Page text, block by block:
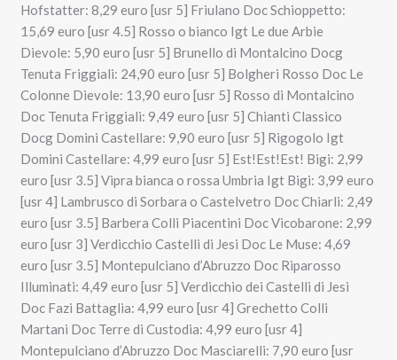
Hofstatter: 8,29 euro [usr 5] Friulano Doc Schioppetto:
15,69 euro [usr 4.5] Rosso o bianco Igt Le due Arbie
Dievole: 5,90 euro [usr 5] Brunello di Montalcino Docg
Tenuta Friggiali: 24,90 euro [usr 5] Bolgheri Rosso Doc Le
Colonne Dievole: 13,90 euro [usr 5] Rosso di Montalcino
Doc Tenuta Friggiali: 9,49 euro [usr 5] Chianti Classico
Docg Domini Castellare: 9,90 euro [usr 5] Rigogolo Igt
Domini Castellare: 4,99 euro [usr 5] Est!Est!Est! Bigi: 2,99
euro [usr 3.5] Vipra bianca o rossa Umbria Igt Bigi: 3,99 euro
[usr 4] Lambrusco di Sorbara o Castelvetro Doc Chiarli: 2,49
euro [usr 3.5] Barbera Colli Piacentini Doc Vicobarone: 2,99
euro [usr 3] Verdicchio Castelli di Jesi Doc Le Muse: 4,69
euro [usr 3.5] Montepulciano d’Abruzzo Doc Riparosso
Illuminati: 4,49 euro [usr 5] Verdicchio dei Castelli di Jesi
Doc Fazi Battaglia: 4,99 euro [usr 4] Grechetto Colli
Martani Doc Terre di Custodia: 4,99 euro [usr 4]
Montepulciano d’Abruzzo Doc Masciarelli: 7,90 euro [usr